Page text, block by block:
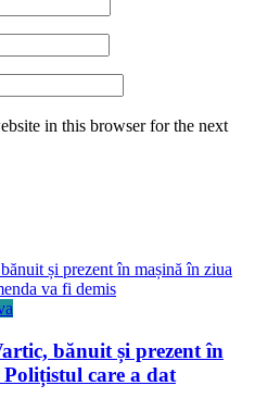
in this browser for the next
bănuit și prezent în
care a dat